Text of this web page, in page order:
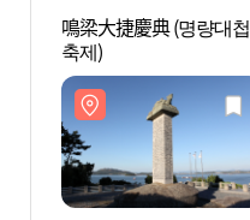
鳴梁大捷慶典 (명량대첩
축제)